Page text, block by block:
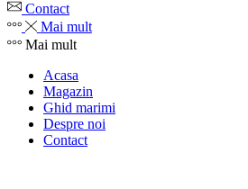
Contact
Mai mult
Mai mult
Acasa
Magazin
Ghid marimi
Despre noi
Contact